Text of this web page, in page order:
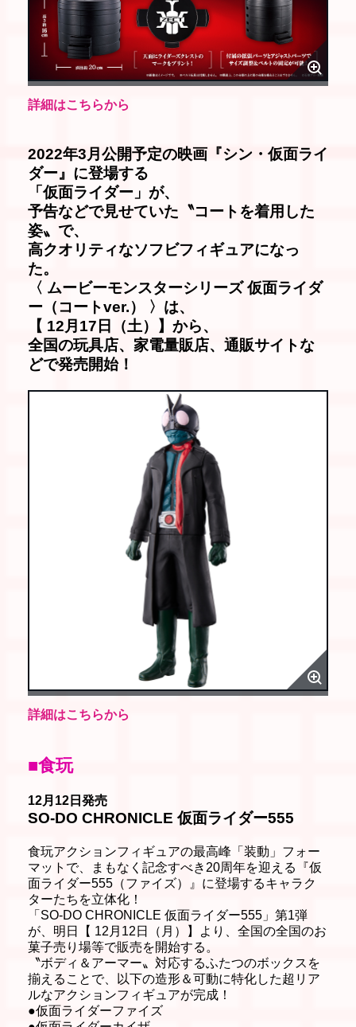
詳細はこちらから
2022年3月公開予定の映画『シン・仮面ライ
ダー』に登場する
「仮面ライダー」が、
予告などで見せていた〝コートを着用した
姿〟で、
高クオリティなソフビフィギュアになっ
た。
〈 ムービーモンスターシリーズ 仮面ライダ
ー（コートver.） 〉は、
【 12月17日（土）】から、
全国の玩具店、家電量販店、通販サイトな
どで発売開始！
詳細はこちらから
■食玩
12月12日発売
SO-DO CHRONICLE 仮面ライダー555
食玩アクションフィギュアの最高峰「装動」フォー
マットで、まもなく記念すべき20周年を迎える『仮
面ライダー555（ファイズ）』に登場するキャラク
ターたちを立体化！
「SO-DO CHRONICLE 仮面ライダー555」第1弾
が、明日【 12月12日（月）】より、全国の全国のお
菓子売り場等で販売を開始する。
〝ボディ＆アーマー〟対応するふたつのボックスを
揃えることで、以下の造形＆可動に特化した超リア
ルなアクションフィギュアが完成！
●仮面ライダーファイズ